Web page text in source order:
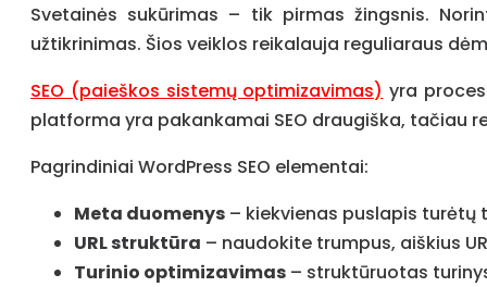
Svetainės sukūrimas – tik pirmas žingsnis.
užtikrinimas. Šios veiklos reikalauja reguliaraus
SEO (paieškos sistemų optimizavimas) yra
platforma yra pakankamai SEO draugiška, tačiau
Pagrindiniai WordPress SEO elementai:
Meta duomenys – kiekvienas puslapis
URL struktūra – naudokite trumpus, aiškius
Turinio optimizavimas – struktūruotas